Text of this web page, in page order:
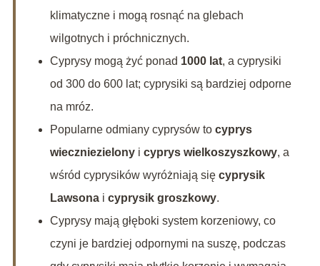
klimatyczne i mogą rosnąć na glebach
wilgotnych i próchnicznych.
Cyprysy mogą żyć ponad 1000 lat, a cyprysiki
od 300 do 600 lat; cyprysiki są bardziej odporne
na mróz.
Popularne odmiany cyprysów to cyprys
wieczniezielonyi cyprys wielkoszyszkowy, a
wśród cyprysików wyróżniają się cyprysik
Lawsonai cyprysik groszkowy.
Cyprysy mają głęboki system korzeniowy, co
czyni je bardziej odpornymi na suszę, podczas